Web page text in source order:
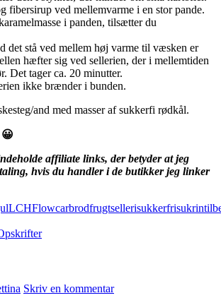
fibersirup ved mellemvarme i en stor pande.
i panden, tilsætter du
det stå ved mellem høj varme til væsken er
hæfter sig ved sellerien, der i mellemtiden
Det tager ca. 20 minutter.
ikke brænder i bunden.
and med masser af sukkerfi rødkål.
affiliate links, der betyder at jeg
hvis du handler i de butikker jeg linker
LCHFlowcarbrodfrugtsellerisukkerfrisukrin
Skriv en kommentar